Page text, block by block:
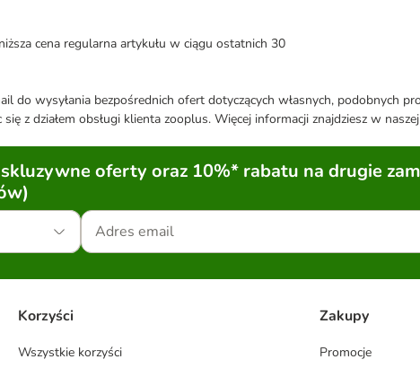
cena regularna artykułu w ciągu ostatnich 30
do wysyłania bezpośrednich ofert dotyczących własnych, podobnych
z działem obsługi klienta zooplus. Więcej informacji znajdziesz w naszej
oferty oraz 10%* rabatu na drugie
Korzyści
Wszystkie korzyści
Zakupy
Promocje